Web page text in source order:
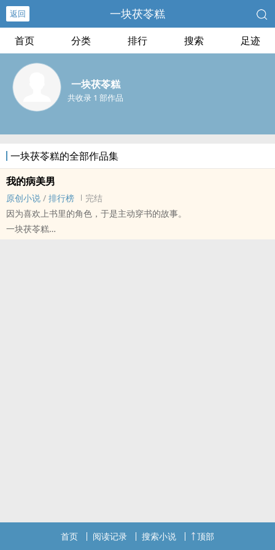
返回 一块茯苓糕
首页 分类 排行 搜索 足迹
一块茯苓糕
共收录 1 部作品
一块茯苓糕的全部作品集
我的病美男
原创小说 / 排行榜
完结
因为喜欢上书里的角色，于是主动穿书的故事。
一块茯苓糕
首页 阅读记录 搜索小说 顶部